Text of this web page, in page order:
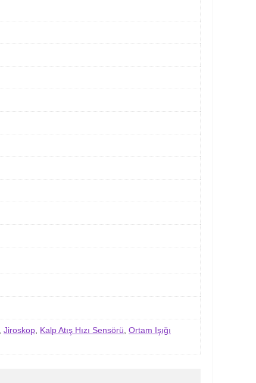
Jiroskop Kalp Atış Hızı Sensörü Ortam Işığı